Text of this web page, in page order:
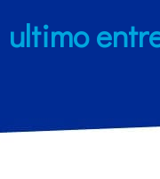
ultimo